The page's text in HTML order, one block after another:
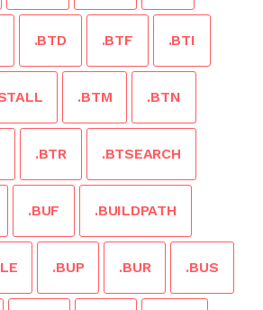
.BTD .BTF .BTI
.BTM .BTN
.BTR .BTSEARCH
.BUF .BUILDPATH
.BUP .BUR .BUS